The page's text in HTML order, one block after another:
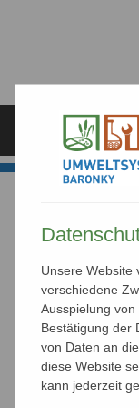
STARTSEITE
HOCHWASSERSCHUTZ
WASSERBELEBUNG
GESCHICHTE
Diese Seite
Bitte nutzen Sie
hier, um zur
Unsere Website
verschiedene
Ausspielung
Bestätigung der
von Daten an
diese Website
kann jederzeit